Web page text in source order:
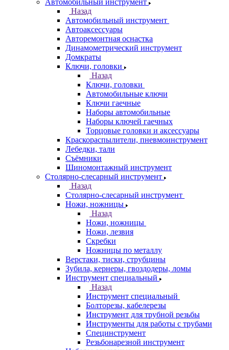
Автомобильный инструмент
Назад
Автомобильный инструмент
Автоаксессуары
Авторемонтная оснастка
Динамометрический инструмент
Домкраты
Ключи, головки
Назад
Ключи, головки
Автомобильные ключи
Ключи гаечные
Наборы автомобильные
Наборы ключей гаечных
Торцовые головки и аксессуары
Краскораспылители, пневмоинструмент
Лебедки, тали
Съёмники
Шиномонтажный инструмент
Столярно-слесарный инструмент
Назад
Столярно-слесарный инструмент
Ножи, ножницы
Назад
Ножи, ножницы
Ножи, лезвия
Скребки
Ножницы по металлу
Верстаки, тиски, струбцины
Зубила, кернеры, гвоздодеры, ломы
Инструмент специальный
Назад
Инструмент специальный
Болторезы, кабелерезы
Инструмент для трубной резьбы
Инструменты для работы с трубами
Специнструмент
Резьбонарезной инструмент